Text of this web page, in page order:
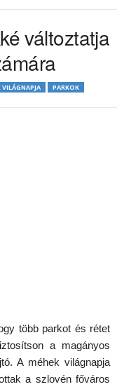
változtatja
VILÁGNAPJA
PARKOK
több parkot és rétet
a magányos
A méhek világnapja
a szlovén főváros